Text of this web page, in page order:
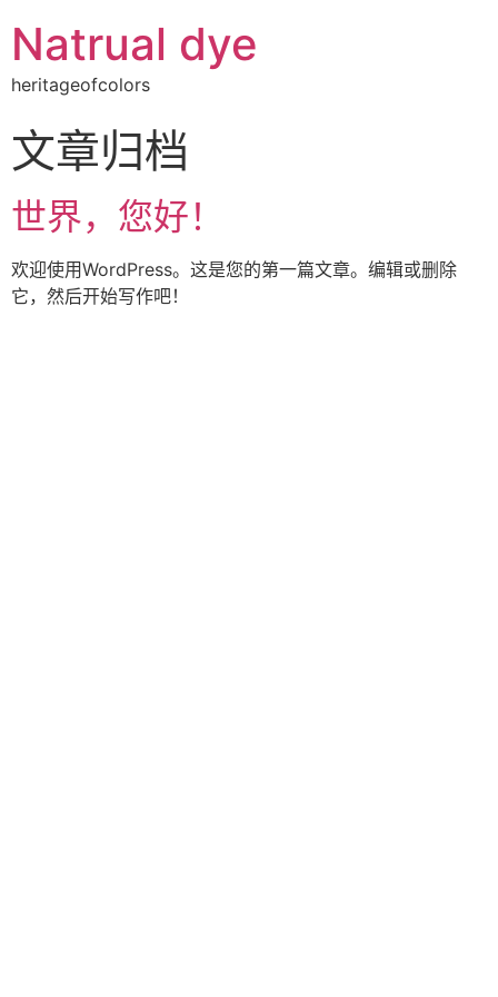
Natrual dye
heritageofcolors
文章归档
世界，您好！
欢迎使用WordPress。这是您的第一篇文章。编辑或删除
它，然后开始写作吧！